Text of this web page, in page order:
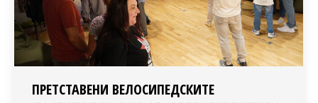
ПРЕТСТАВЕНИ ВЕЛОСИПЕДСКИТЕ